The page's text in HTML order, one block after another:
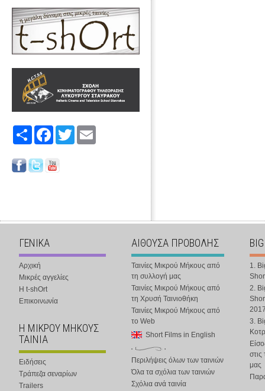
Share FacebookTwitter
ΓΕΝΙΚΑ
Αρχική
Μικρές αγγελίες
Η t-shOrt
Επικοινωνία
Η ΜΙΚΡΟΥ ΜΗΚΟΥΣ
ΤΑΙΝΙΑ
Ειδήσεις
Τράπεζα σεναρίων
Trailers
ΑΙΘΟΥΣΑ ΠΡΟΒΟΛΗΣ
Ταινίες Μικρού Μήκους από
τη συλλογή μας
Ταινίες Μικρού Μήκους από
τη Χρυσή Ταινιοθήκη
Ταινίες Μικρού Μήκους από
το Web
Short Films in English
Περιλήψεις όλων των ταινιών
Όλα τα σχόλια των ταινιών
Σχόλια ανά ταινία
1.
2.
3.
στις
μας